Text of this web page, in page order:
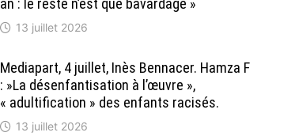
an : le reste n’est que bavardage »
13 juillet 2026
Mediapart, 4 juillet, Inès Bennacer. Hamza F
: »La désenfantisation à l’œuvre »,
« adultification » des enfants racisés.
13 juillet 2026